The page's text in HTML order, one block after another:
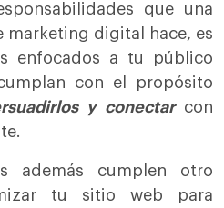
que una
marketing digital hace, es
enfocados a tu público
con el propósito
y conectarcon
además cumplen otro
tu sitio web para